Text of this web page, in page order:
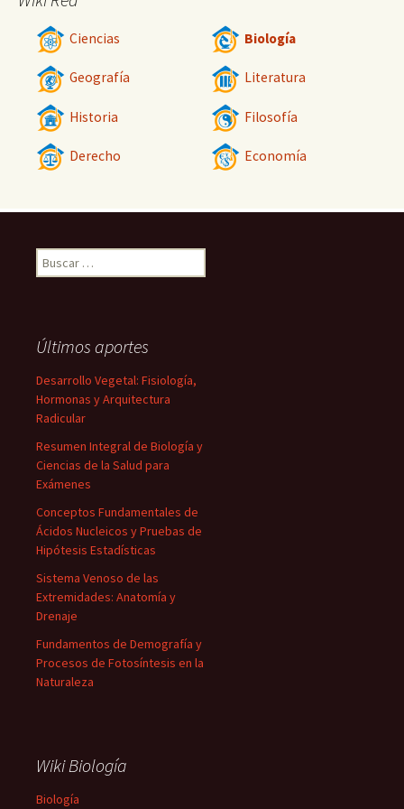
Ciencias Biología
Geografía Literatura
Historia Filosofía
Derecho Economía
Buscar:
Últimos aportes
Desarrollo Vegetal: Fisiología,
Hormonas y Arquitectura
Radicular
Resumen Integral de Biología y
Ciencias de la Salud para
Exámenes
Conceptos Fundamentales de
Ácidos Nucleicos y Pruebas de
Hipótesis Estadísticas
Sistema Venoso de las
Extremidades: Anatomía y
Drenaje
Fundamentos de Demografía y
Procesos de Fotosíntesis en la
Naturaleza
Wiki Biología
Biología